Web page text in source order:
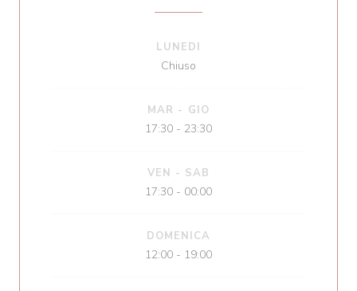
LUNEDI
Chiuso
MAR - GIO
17:30 - 23:30
VEN - SAB
17:30 - 00:00
DOMENICA
12:00 - 19:00